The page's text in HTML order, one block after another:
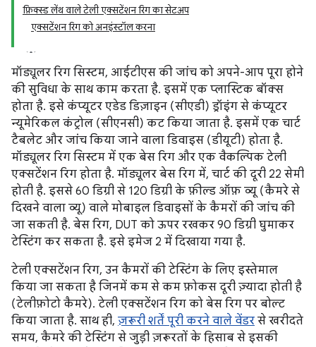
फ़िक्स्ड लेंथ वाले टेली एक्सटेंशन रिग का सेटअप
एक्सटेंशन रिग को अनइंस्टॉल करना
मॉड्यूलर रिग सिस्टम, आईटीएस की जांच को अपने-आप पूरा होने
की सुविधा के साथ काम करता है. इसमें एक प्लास्टिक बॉक्स
होता है. इसे कंप्यूटर एडेड डिज़ाइन (सीएडी) ड्रॉइंग से कंप्यूटर
न्यूमेरिकल कंट्रोल (सीएनसी) कट किया जाता है. इसमें एक चार्ट
टैबलेट और जांच किया जाने वाला डिवाइस (डीयूटी) होता है.
मॉड्यूलर रिग सिस्टम में एक बेस रिग और एक वैकल्पिक टेली
एक्सटेंशन रिग होता है. मॉड्यूलर बेस रिग में, चार्ट की दूरी 22 सेमी
होती है. इससे 60 डिग्री से 120 डिग्री के फ़ील्ड ऑफ़ व्यू (कैमरे से
दिखने वाला व्यू) वाले मोबाइल डिवाइसों के कैमरों की जांच की
जा सकती है. बेस रिग, DUT को ऊपर रखकर 90 डिग्री घुमाकर
टेस्टिंग कर सकता है. इसे इमेज 2 में दिखाया गया है.
टेली एक्सटेंशन रिग, उन कैमरों की टेस्टिंग के लिए इस्तेमाल
किया जा सकता है जिनमें कम से कम फ़ोकस दूरी ज़्यादा होती है
(टेलीफ़ोटो कैमरे). टेली एक्सटेंशन रिग को बेस रिग पर बोल्ट
किया जाता है. साथ ही, ज़रूरी शर्तें पूरी करने वाले वेंडर से खरीदते
समय, कैमरे की टेस्टिंग से जुड़ी ज़रूरतों के हिसाब से इसकी